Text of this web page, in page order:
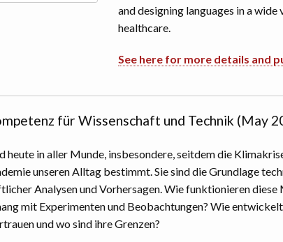
and designing languages in a
healthcare.
See here for more details and
für Wissenschaft und Technik (May
heute in aller Munde, insbesondere, seitdem die
unseren Alltag bestimmt. Sie sind die Grundlage
Analysen und Vorhersagen. Wie funktionieren diese
mit Experimenten und Beobachtungen? Wie
und wo sind ihre Grenzen?